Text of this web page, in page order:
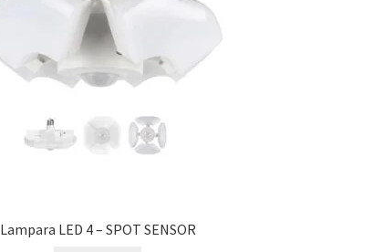
Lampara LED 4 – SPOT SENSOR